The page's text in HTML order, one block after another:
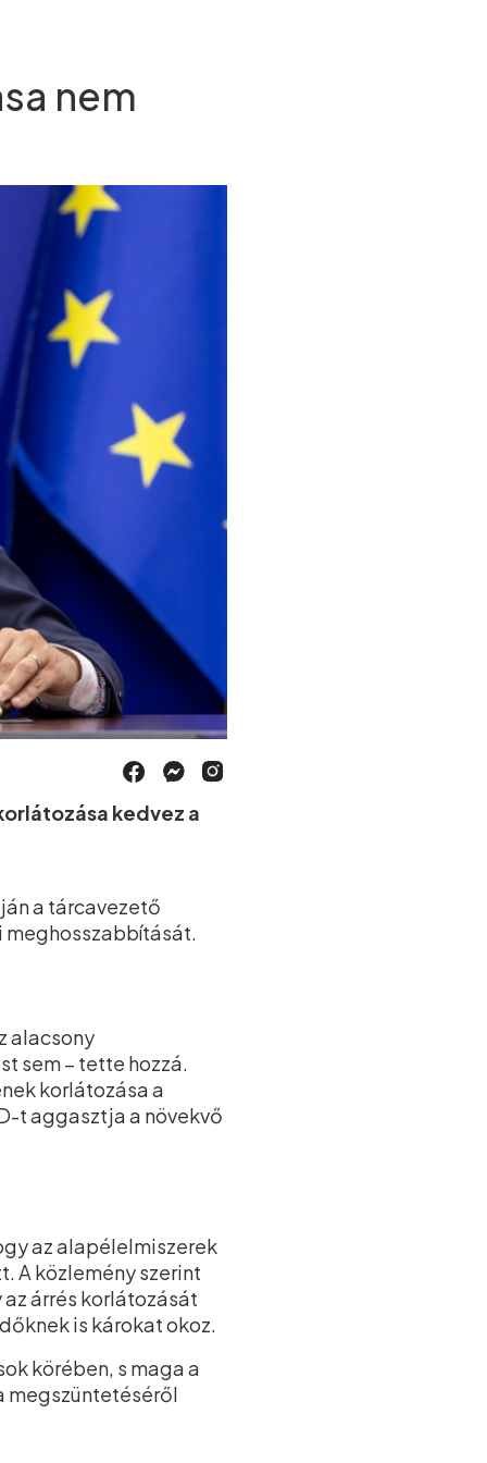
nem
kedvez a
a tárcavezető
alacsony
sem – tette hozzá.
korlátozása a
t aggasztja a növekvő
az alapélelmiszerek
A közlemény szerint
árrés korlátozását
is károkat okoz.
körében, s maga a
megszüntetéséről